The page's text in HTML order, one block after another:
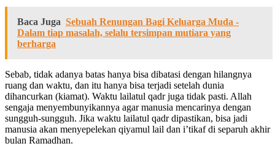
Baca Juga Sebuah Renungan Bagi Keluarga Muda -
Dalam tiap masalah, selalu tersimpan mutiara yang
berharga
Sebab, tidak adanya batas hanya bisa dibatasi dengan hilangnya
ruang dan waktu, dan itu hanya bisa terjadi setelah dunia
dihancurkan (kiamat). Waktu lailatul qadr juga tidak pasti. Allah
sengaja menyembunyikannya agar manusia mencarinya dengan
sungguh-sungguh. Jika waktu lailatul qadr dipastikan, bisa jadi
manusia akan menyepelekan qiyamul lail dan i’tikaf di separuh akhir
bulan Ramadhan.